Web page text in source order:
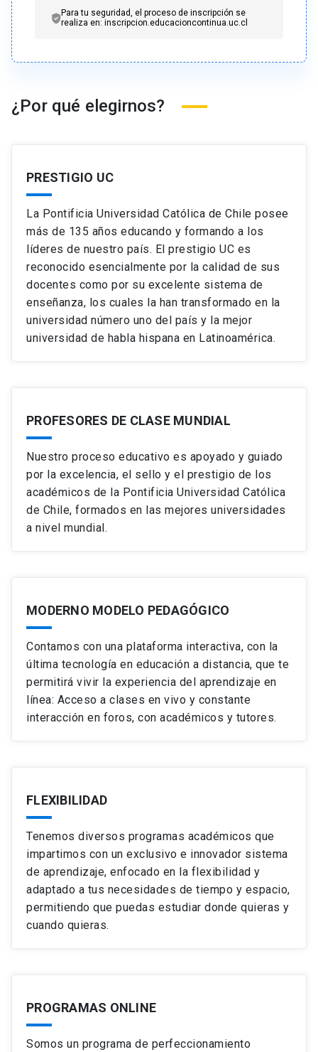
Para tu seguridad, el proceso de inscripción se
realiza en: inscripcion.educacioncontinua.uc.cl
¿Por qué elegirnos?
PRESTIGIO UC
La Pontificia Universidad Católica de Chile posee
más de 135 años educando y formando a los
líderes de nuestro país. El prestigio UC es
reconocido esencialmente por la calidad de sus
docentes como por su excelente sistema de
enseñanza, los cuales la han transformado en la
universidad número uno del país y la mejor
universidad de habla hispana en Latinoamérica.
PROFESORES DE CLASE MUNDIAL
Nuestro proceso educativo es apoyado y guiado
por la excelencia, el sello y el prestigio de los
académicos de la Pontificia Universidad Católica
de Chile, formados en las mejores universidades
a nivel mundial.
MODERNO MODELO PEDAGÓGICO
Contamos con una plataforma interactiva, con la
última tecnología en educación a distancia, que te
permitirá vivir la experiencia del aprendizaje en
línea: Acceso a clases en vivo y constante
interacción en foros, con académicos y tutores.
FLEXIBILIDAD
Tenemos diversos programas académicos que
impartimos con un exclusivo e innovador sistema
de aprendizaje, enfocado en la flexibilidad y
adaptado a tus necesidades de tiempo y espacio,
permitiendo que puedas estudiar donde quieras y
cuando quieras.
PROGRAMAS ONLINE
Somos un programa de perfeccionamiento